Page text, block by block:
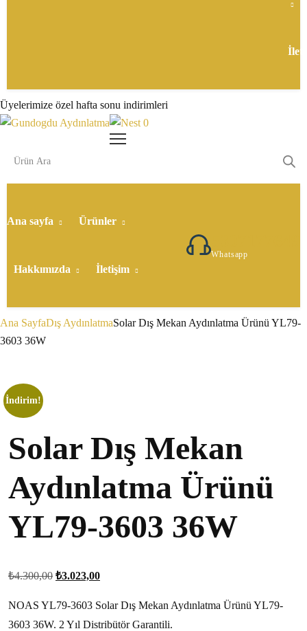
Üyelerimize özel hafta sonu indirimleri
0
Ana sayfa Ürünler
Hakkımızda İletişim
Whatsapp
Ana SayfaDış AydınlatmaSolar Dış Mekan Aydınlatma Ürünü YL79-
3603 36W
İndirim!
Solar Dış Mekan
Aydınlatma Ürünü
YL79-3603 36W
₺4.300,00 ₺3.023,00
NOAS YL79-3603 Solar Dış Mekan Aydınlatma Ürünü YL79-
3603 36W. 2 Yıl Distribütör Garantili.